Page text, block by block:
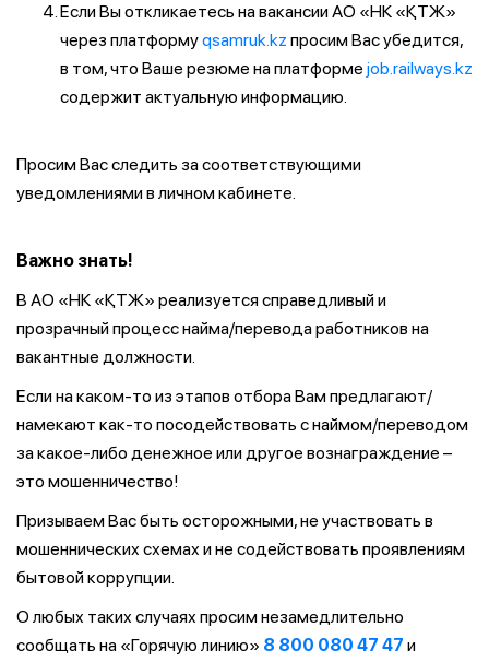
Если Вы откликаетесь на вакансии АО «НК «ҚТЖ»
через платформуqsamruk.kz просим Вас убедится,
в том, что Ваше резюме на платформе job.railways.kz
содержит актуальную информацию.
Просим Вас следить за соответствующими
уведомлениями в личном кабинете.
Важно знать!
В АО «НК «ҚТЖ» реализуется справедливый и
прозрачный процесс найма/перевода работников на
вакантные должности.
Если на каком-то из этапов отбора Вам предлагают/
намекают как-то посодействовать с наймом/переводом
за какое-либо денежное или другое вознаграждение –
это мошенничество!
Призываем Вас быть осторожными, не участвовать в
мошеннических схемах и не содействовать проявлениям
бытовой коррупции.
О любых таких случаях просим незамедлительно
сообщать на «Горячую линию» 8 800 080 47 47 и